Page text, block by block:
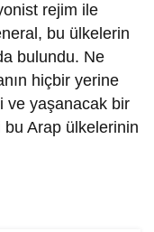
rejim ile
bu ülkelerin
bulundu. Ne
hiçbir yerine
ve yaşanacak bir
Arap ülkelerinin